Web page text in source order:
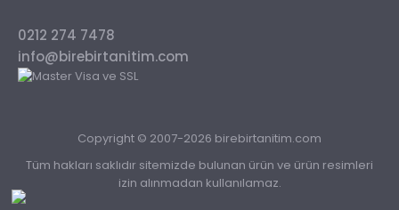
0212 274 7478
info@birebirtanitim.com
Copyright © 2007-2026 birebirtanitim.com
Tüm hakları saklıdır sitemizde bulunan ürün ve ürün resimleri
izin alınmadan kullanılamaz.